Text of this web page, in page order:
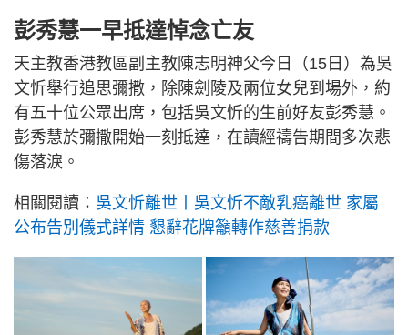
彭秀慧一早抵達悼念亡友
天主教香港教區副主教陳志明神父今日（15日）為吳
文忻舉行追思彌撒，除陳劍陵及兩位女兒到場外，約
有五十位公眾出席，包括吳文忻的生前好友彭秀慧。
彭秀慧於彌撒開始一刻抵達，在讀經禱告期間多次悲
傷落淚。
相關閱讀： 吳文忻離世丨吳文忻不敵乳癌離世 家屬
公布告別儀式詳情 懇辭花牌籲轉作慈善捐款